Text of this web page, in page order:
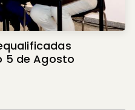
5 de Agosto